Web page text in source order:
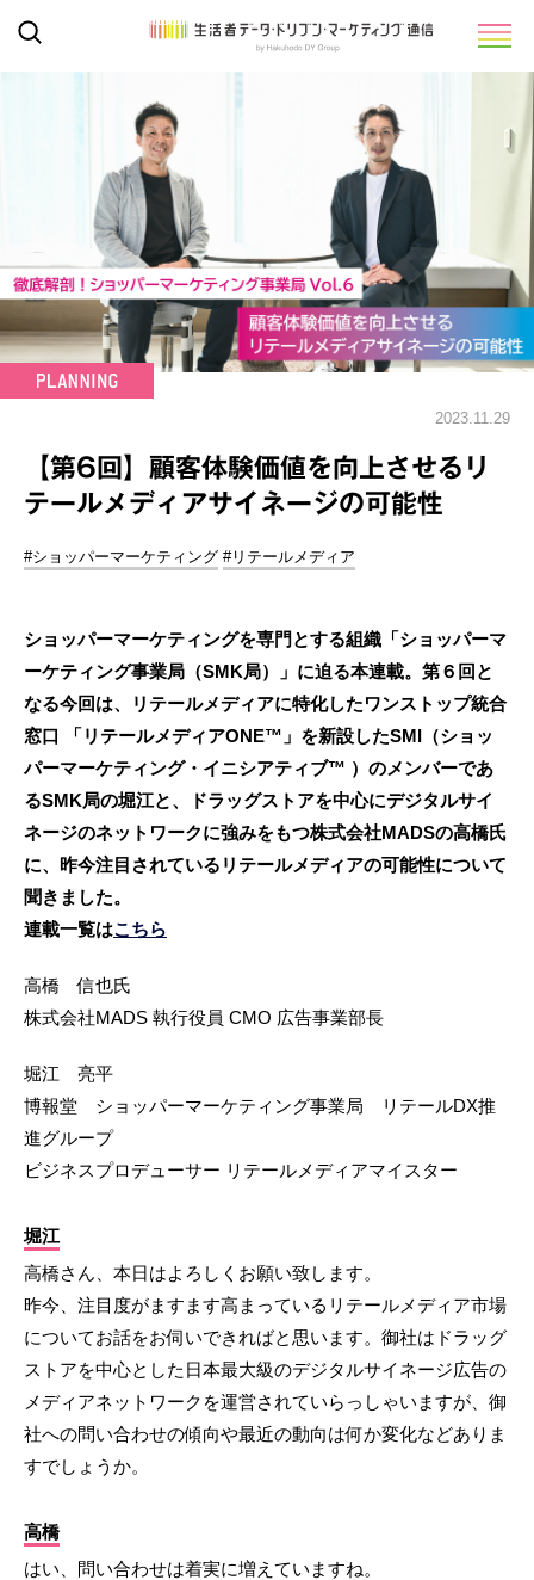
2023.11.29
【第6回】顧客体験価値を向上させるリ
テールメディアサイネージの可能性
#ショッパーマーケティング #リテールメディア
ショッパーマーケティングを専門とする組織「ショッパーマ
ーケティング事業局（SMK局）」に迫る本連載。第６回と
なる今回は、リテールメディアに特化したワンストップ統合
窓口 「リテールメディアONE™」を新設したSMI（ショッ
パーマーケティング・イニシアティブ™ ）のメンバーであ
るSMK局の堀江と、ドラッグストアを中心にデジタルサイ
ネージのネットワークに強みをもつ株式会社MADSの高橋氏
に、昨今注目されているリテールメディアの可能性について
聞きました。
連載一覧はこちら
高橋 信也氏
株式会社MADS 執行役員 CMO 広告事業部長
堀江 亮平
博報堂 ショッパーマーケティング事業局 リテールDX推
進グループ
ビジネスプロデューサー リテールメディアマイスター
堀江
高橋さん、本日はよろしくお願い致します。
昨今、注目度がますます高まっているリテールメディア市場
についてお話をお伺いできればと思います。御社はドラッグ
ストアを中心とした日本最大級のデジタルサイネージ広告の
メディアネットワークを運営されていらっしゃいますが、御
社への問い合わせの傾向や最近の動向は何か変化などありま
すでしょうか。
高橋
はい、問い合わせは着実に増えていますね。